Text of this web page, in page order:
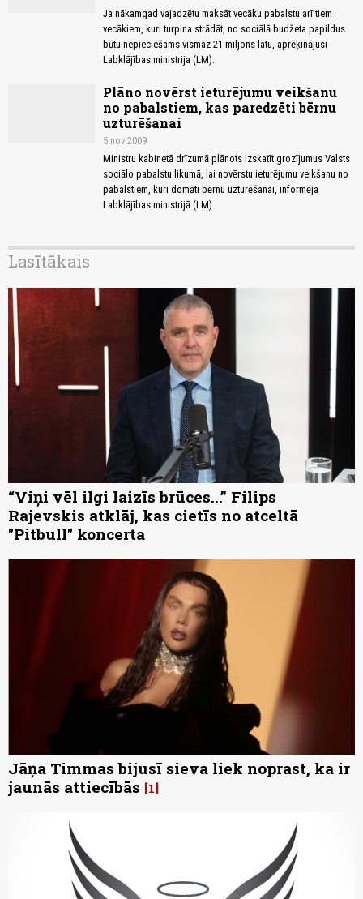
Ja nākamgad vajadzētu maksāt vecāku pabalstu arī tiem
vecākiem, kuri turpina strādāt, no sociālā budžeta papildus
būtu nepieciešams vismaz 21 miljons latu, aprēķinājusi
Labklājības ministrija (LM).
Plāno novērst ieturējumu veikšanu
no pabalstiem, kas paredzēti bērnu
uzturēšanai
5.nov 2009
Ministru kabinetā drīzumā plānots izskatīt grozījumus Valsts
sociālo pabalstu likumā, lai novērstu ieturējumu veikšanu no
pabalstiem, kuri domāti bērnu uzturēšanai, informēja
Labklājības ministrijā (LM).
Lasītākais
“Viņi vēl ilgi laizīs brūces...” Filips
Rajevskis atklāj, kas cietīs no atceltā
"Pitbull" koncerta
Jāņa Timmas bijusī sieva liek noprast, ka ir
jaunās attiecībās 1